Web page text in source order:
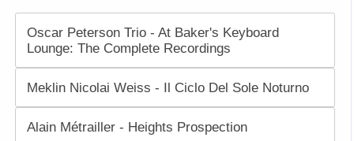
Oscar Peterson Trio - At Baker's Keyboard
Lounge: The Complete Recordings
Meklin Nicolai Weiss - Il Ciclo Del Sole Noturno
Alain Métrailler - Heights Prospection